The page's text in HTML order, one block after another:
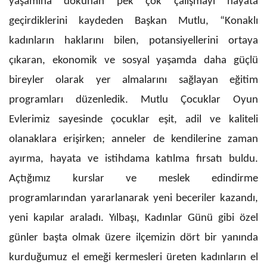
geçirdiklerini kaydeden Başkan Mutlu, “Konaklı
kadınların haklarını bilen, potansiyellerini ortaya
çıkaran, ekonomik ve sosyal yaşamda daha güçlü
bireyler olarak yer almalarını sağlayan eğitim
programları düzenledik. Mutlu Çocuklar Oyun
Evlerimiz sayesinde çocuklar eşit, adil ve kaliteli
olanaklara erişirken; anneler de kendilerine zaman
ayırma, hayata ve istihdama katılma fırsatı buldu.
Açtığımız kurslar ve meslek edindirme
programlarından yararlanarak yeni beceriler kazandı,
yeni kapılar araladı. Yılbaşı, Kadınlar Günü gibi özel
günler başta olmak üzere ilçemizin dört bir yanında
kurduğumuz el emeği kermesleri üreten kadınların el